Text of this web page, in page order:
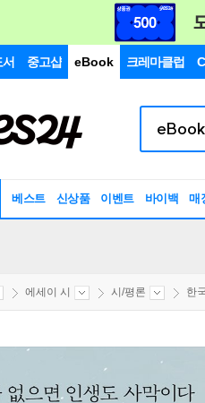
중고샵 eBook 크레마클럽
베스트 신상품 이벤트 바이백 매
에세이 시 시/평론 한